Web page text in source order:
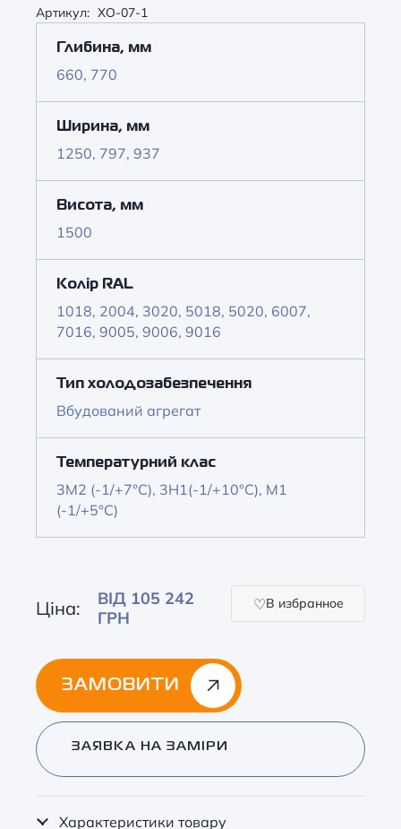
Артикул: ХО-07-1
Глибина, мм
660, 770
Ширина, мм
1250, 797, 937
Висота, мм
1500
Колір RAL
1018, 2004, 3020, 5018, 5020, 6007,
7016, 9005, 9006, 9016
Тип холодозабезпечення
Вбудований агрегат
Температурний клас
3M2 (-1/+7°C), 3Н1(-1/+10°C), M1
(-1/+5°C)
Ціна:
ВІД 105 242
ГРН
В избранное
ЗАМОВИТИ
Alternative:
ЗАЯВКА НА ЗАМІРИ
Характеристики товару